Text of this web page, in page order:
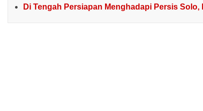
Di Tengah Persiapan Menghadapi Persis